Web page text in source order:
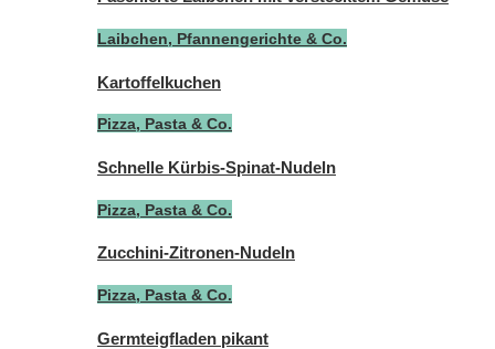
Laibchen, Pfannengerichte & Co.
Kartoffelkuchen
Pizza, Pasta & Co.
Schnelle Kürbis-Spinat-Nudeln
Pizza, Pasta & Co.
Zucchini-Zitronen-Nudeln
Pizza, Pasta & Co.
Germteigfladen pikant